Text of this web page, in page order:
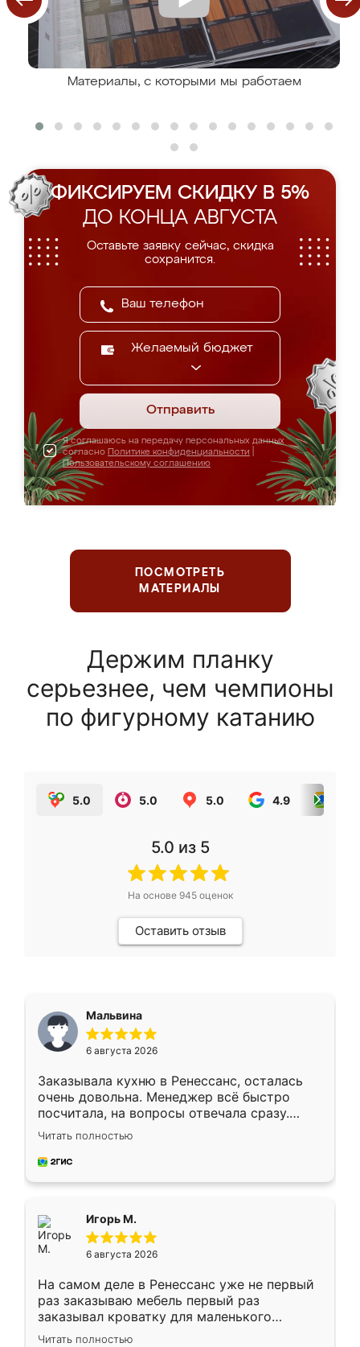
Материалы, с которыми мы работаем
ФИКСИРУЕМ СКИДКУ В 5%
ДО КОНЦА АВГУСТА
Оставьте заявку сейчас, скидка
сохранится.
Желаемый бюджет
Отправить
Я соглашаюсь на передачу персональных данных
согласно Политике конфиденциальности
Пользовательскому соглашению
ПОСМОТРЕТЬ
МАТЕРИАЛЫ
Держим планку
серьезнее, чем чемпионы
по фигурному катанию
5.0 5.0 5.0 4.9
5.0 из 5
На основе 945оценок
Оставить отзыв
Мальвина
6 августа 2026
Заказывала кухню в Ренессанс, осталась
очень довольна. Менеджер всё быстро
посчитала, на вопросы отвечала сразу.
Замерщик приехал в субботу, подошёл к
делу со всей ответственностью. Собрали
за день, ребята работали аккуратно, даже
Читать полностью
Игорь М.
6 августа 2026
На самом деле в Ренессанс уже не первый
раз заказываю мебель первый раз
заказывал кроватку для маленького
ребёнка при его рождении ,во второй раз
Читать полностью